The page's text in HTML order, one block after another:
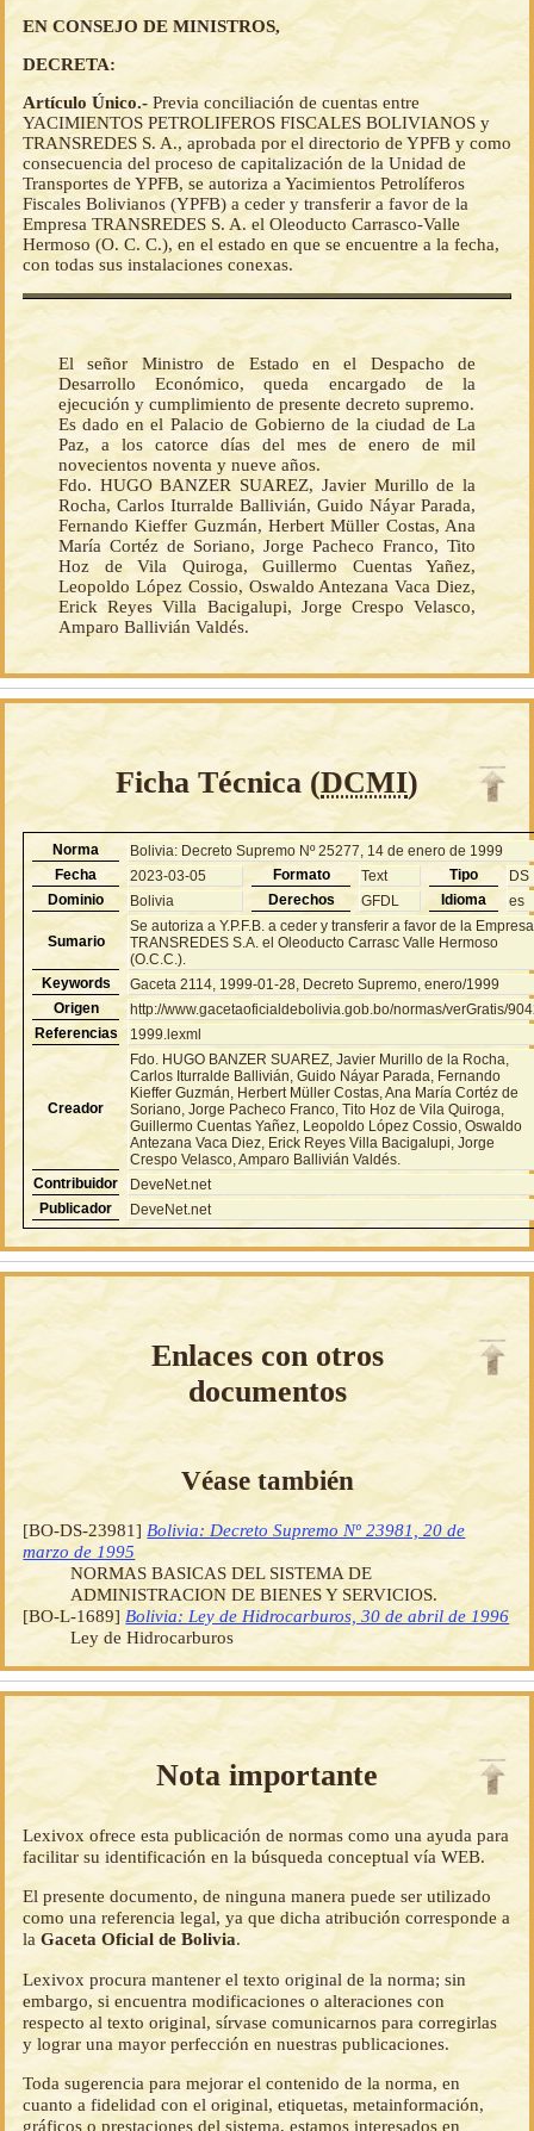
EN CONSEJO DE MINISTROS,
DECRETA:
Artículo Único.- Previa conciliación de cuentas entre
YACIMIENTOS PETROLIFEROS FISCALES BOLIVIANOS y
TRANSREDES S. A., aprobada por el directorio de YPFB y como
consecuencia del proceso de capitalización de la Unidad de
Transportes de YPFB, se autoriza a Yacimientos Petrolíferos
Fiscales Bolivianos (YPFB) a ceder y transferir a favor de la
Empresa TRANSREDES S. A. el Oleoducto Carrasco-Valle
Hermoso (O. C. C.), en el estado en que se encuentre a la fecha,
con todas sus instalaciones conexas.
El señor Ministro de Estado en el Despacho de
Desarrollo Económico, queda encargado de la
ejecución y cumplimiento de presente decreto supremo.
Es dado en el Palacio de Gobierno de la ciudad de La
Paz, a los catorce días del mes de enero de mil
novecientos noventa y nueve años.
Fdo. HUGO BANZER SUAREZ, Javier Murillo de la
Rocha, Carlos Iturralde Ballivián, Guido Náyar Parada,
Fernando Kieffer Guzmán, Herbert Müller Costas, Ana
María Cortéz de Soriano, Jorge Pacheco Franco, Tito
Hoz de Vila Quiroga, Guillermo Cuentas Yañez,
Leopoldo López Cossio, Oswaldo Antezana Vaca Diez,
Erick Reyes Villa Bacigalupi, Jorge Crespo Velasco,
Amparo Ballivián Valdés.
Ficha Técnica (DCMI)
Norma
Bolivia: Decreto Supremo Nº 25277, 14 de enero de 1999
Fecha
2023-03-05 Formato Text Tipo
DS
Dominio
Bolivia Derechos GFDL Idioma es
Sumario
Se autoriza a Y.P.F.B. a ceder y transferir a favor de la Empresa
TRANSREDES S.A. el Oleoducto Carrasc Valle Hermoso
(O.C.C.).
Keywords
Gaceta 2114, 1999-01-28, Decreto Supremo, enero/1999
Origen
http://www.gacetaoficialdebolivia.gob.bo/normas/verGratis/
Referencias
1999.lexml
Creador
Fdo. HUGO BANZER SUAREZ, Javier Murillo de la Rocha,
Carlos Iturralde Ballivián, Guido Náyar Parada, Fernando
Kieffer Guzmán, Herbert Müller Costas, Ana María Cortéz de
Soriano, Jorge Pacheco Franco, Tito Hoz de Vila Quiroga,
Guillermo Cuentas Yañez, Leopoldo López Cossio, Oswaldo
Antezana Vaca Diez, Erick Reyes Villa Bacigalupi, Jorge
Crespo Velasco, Amparo Ballivián Valdés.
Contribuidor
DeveNet.net
Publicador
DeveNet.net
Enlaces con otros
documentos
Véase también
[BO-DS-23981] Bolivia: Decreto Supremo Nº 23981, 20 de
marzo de 1995
NORMAS BASICAS DEL SISTEMA DE
ADMINISTRACION DE BIENES Y SERVICIOS.
[BO-L-1689] Bolivia: Ley de Hidrocarburos, 30 de abril de 1996
Ley de Hidrocarburos
Nota importante
Lexivox ofrece esta publicación de normas como una ayuda para
facilitar su identificación en la búsqueda conceptual vía WEB.
El presente documento, de ninguna manera puede ser utilizado
como una referencia legal, ya que dicha atribución corresponde a
laGaceta Oficial de Bolivia.
Lexivox procura mantener el texto original de la norma; sin
embargo, si encuentra modificaciones o alteraciones con
respecto al texto original, sírvase comunicarnos para corregirlas
y lograr una mayor perfección en nuestras publicaciones.
Toda sugerencia para mejorar el contenido de la norma, en
cuanto a fidelidad con el original, etiquetas, metainformación,
gráficos o prestaciones del sistema, estamos interesados en